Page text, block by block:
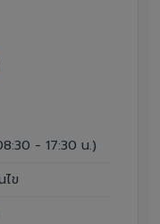
- 17:30 น.)
ข